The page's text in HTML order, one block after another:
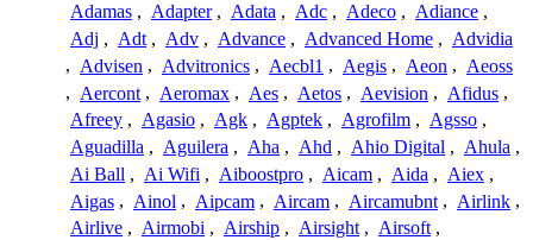
Adamas , Adapter , Adata , Adc , Adeco , Adiance ,
Adj , Adt , Adv , Advance , Advanced Home , Advidia
, Advisen , Advitronics , Aecbl1 , Aegis , Aeon , Aeoss
, Aercont , Aeromax , Aes , Aetos , Aevision , Afidus ,
Afreey , Agasio , Agk , Agptek , Agrofilm , Agsso ,
Aguadilla , Aguilera , Aha , Ahd , Ahio Digital , Ahula ,
Ai Ball , Ai Wifi , Aiboostpro , Aicam , Aida , Aiex ,
Aigas , Ainol , Aipcam , Aircam , Aircamubnt , Airlink ,
Airlive , Airmobi , Airship , Airsight , Airsoft ,